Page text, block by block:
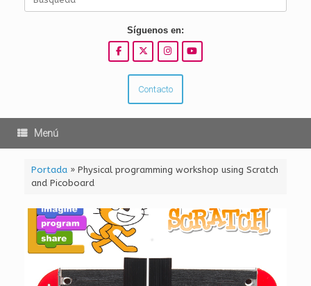
Síguenos en:
Contacto
Menú
Portada» Physical programming workshop using Scratch
and Picoboard